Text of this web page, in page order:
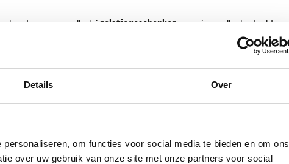
Details Over
om functies voor social media te bieden en om ons
over uw gebruik van onze site met onze partners voor social
konden we nog allerlei relatiegeschenken voorzien welke bedoeld